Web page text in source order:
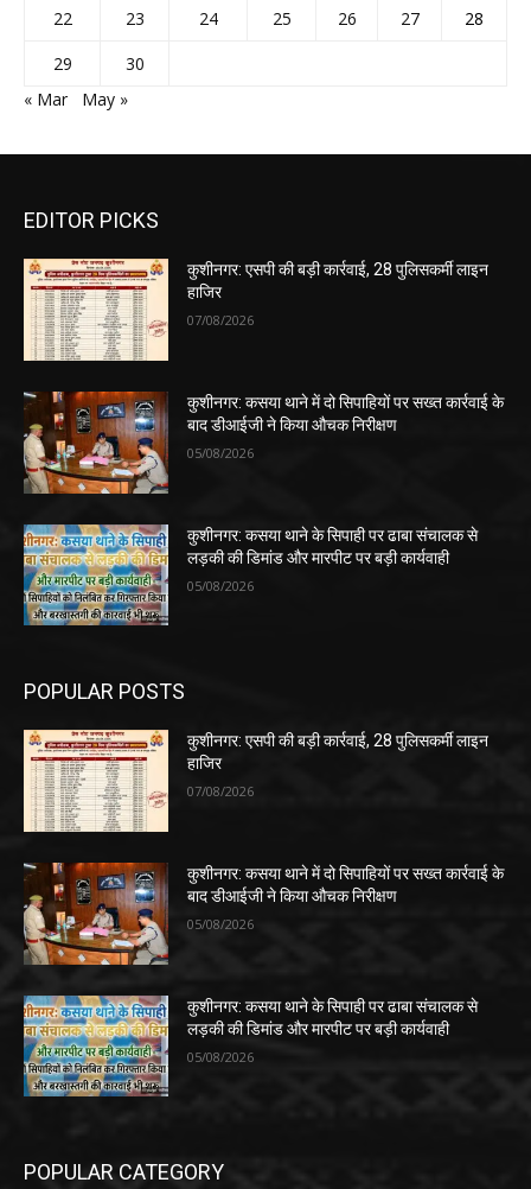
22
23 24 25 26 27
28
29
30
« Mar
May »
EDITOR PICKS
कुशीनगर: एसपी की बड़ी कार्रवाई, 28 पुलिसकर्मी लाइन
हाजिर
07/08/2026
कुशीनगर: कसया थाने में दो सिपाहियों पर सख्त कार्रवाई के
बाद डीआईजी ने किया औचक निरीक्षण
05/08/2026
कुशीनगर: कसया थाने के सिपाही पर ढाबा संचालक से
लड़की की डिमांड और मारपीट पर बड़ी कार्यवाही
05/08/2026
POPULAR POSTS
कुशीनगर: एसपी की बड़ी कार्रवाई, 28 पुलिसकर्मी लाइन
हाजिर
07/08/2026
कुशीनगर: कसया थाने में दो सिपाहियों पर सख्त कार्रवाई के
बाद डीआईजी ने किया औचक निरीक्षण
05/08/2026
कुशीनगर: कसया थाने के सिपाही पर ढाबा संचालक से
लड़की की डिमांड और मारपीट पर बड़ी कार्यवाही
05/08/2026
POPULAR CATEGORY